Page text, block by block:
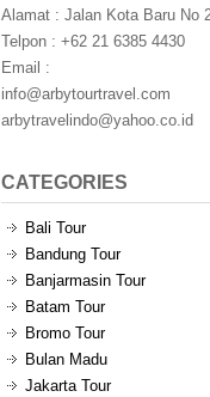
Alamat : Jalan Kota Baru No
Telpon : +62 21 6385 4430
Email :
info@arbytourtravel.com
arbytravelindo@yahoo.co.id
CATEGORIES
Bali Tour
Bandung Tour
Banjarmasin Tour
Batam Tour
Bromo Tour
Bulan Madu
Jakarta Tour